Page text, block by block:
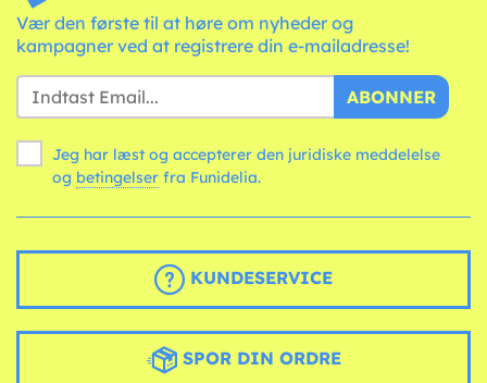
Vær den første til at høre om nyheder og
kampagner ved at registrere din e-mailadresse!
ABONNER
Jeg har læst og accepterer den juridiske meddelelse
og betingelser fra Funidelia.
KUNDESERVICE
SPOR DIN ORDRE